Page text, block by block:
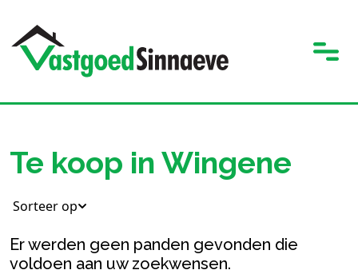
Te koop in Wingene
Sorteer op
Er werden geen panden gevonden die
voldoen aan uw zoekwensen.